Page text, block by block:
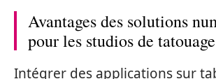
Avantages des solutions
pour les studios de tatouage
Intégrer des applications sur